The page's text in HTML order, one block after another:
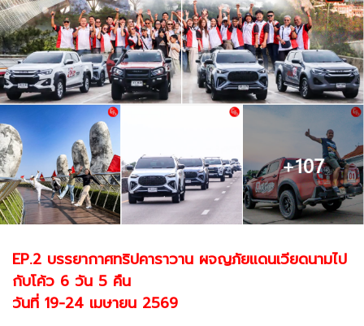
EP.2 บรรยากาศทริปคาราวาน ผจญภัยแดนเวียดนามไป
กับโค้ว 6 วัน 5 คืน
วันที่ 19-24 เมษายน 2569